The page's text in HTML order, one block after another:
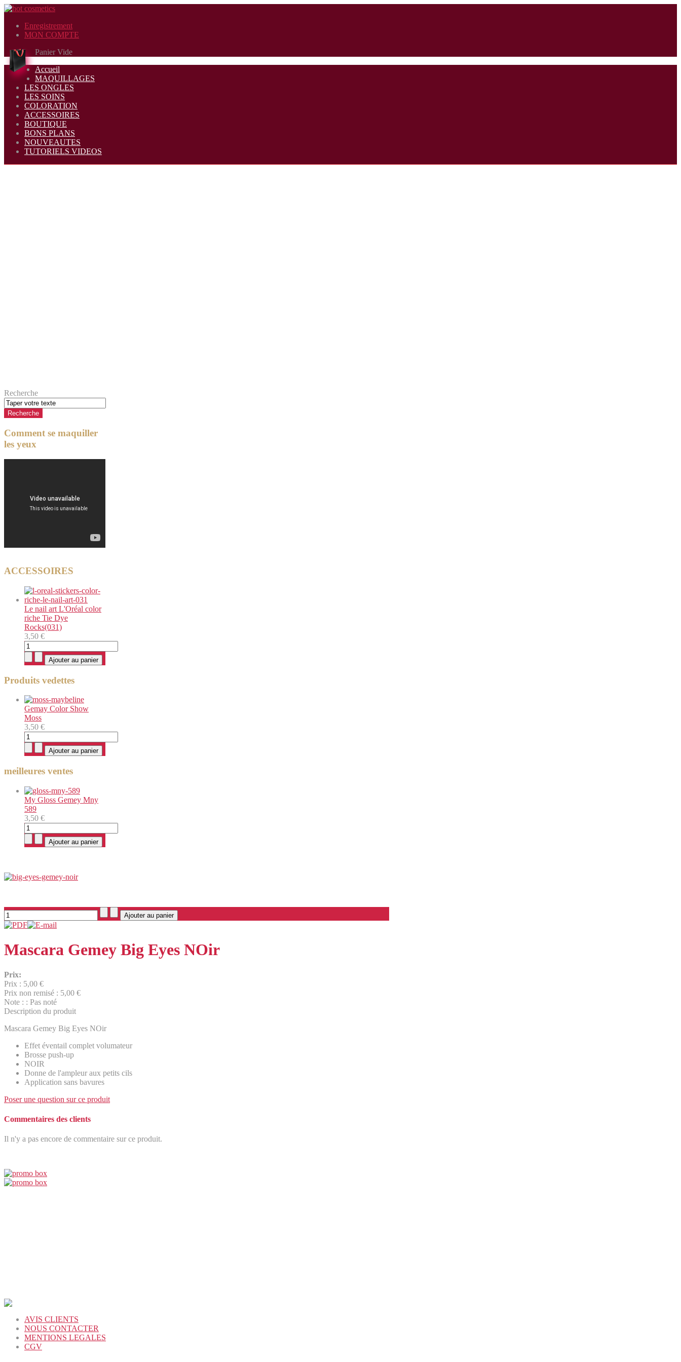
Enregistrement
MON COMPTE
Panier Vide
Accueil
MAQUILLAGES
LES ONGLES
LES SOINS
COLORATION
ACCESSOIRES
BOUTIQUE
BONS PLANS
NOUVEAUTES
TUTORIELS VIDEOS
Recherche
Comment se maquiller
les yeux
ACCESSOIRES
Le nail art L'Oréal color
riche Tie Dye
Rocks(031)
3,50 €
Produits vedettes
Gemay Color Show
Moss
3,50 €
meilleures ventes
My Gloss Gemey Mny
589
3,50 €
Mascara Gemey Big Eyes NOir
Prix:
Prix : 5,00 €
Prix non remisé : 5,00 €
Note : : Pas noté
Description du produit
Mascara Gemey Big Eyes NOir
Effet éventail complet volumateur
Brosse push-up
NOIR
Donne de l'ampleur aux petits cils
Application sans bavures
Poser une question sur ce produit
Commentaires des clients
Il n'y a pas encore de commentaire sur ce produit.
AVIS CLIENTS
NOUS CONTACTER
MENTIONS LEGALES
CGV